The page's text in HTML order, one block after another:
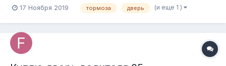
17 Ноября 2019 тормоза дверь (и еще 1 )